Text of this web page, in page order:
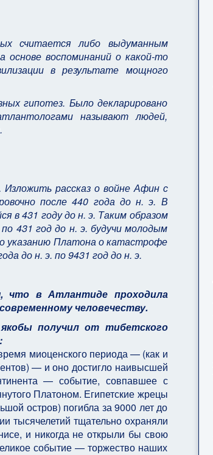
считается либо выдуманным
воспоминаний о какой-то
в результате мощного
гипотез. Было декларировано
называют людей,
рассказ о войне Афин с
после 440 года до н. э. В
в 431 году до н. э. Таким образом
431 год до н. э. будучи молодым
указанию Платона о катастрофе
до н. э. по 9431 год до н. э.
что в Атлантиде проходила
человечеству.
получил от тибетского
миоценского периода — (как и
— и оно достигло наивысшей
— событие, совпавшее с
Платоном. Египетские жрецы
остров) погибла за 9000 лет до
тщательно охраняли
и никогда не открыли бы свою
событие — торжество наших